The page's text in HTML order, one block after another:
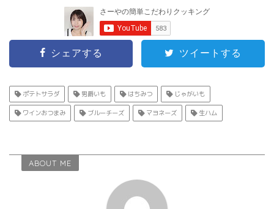
シェアする ツイートする
ポテトサラダ 男爵いも はちみつ じゃがいも
ワインおつまみ ブルーチーズ マヨネーズ 生ハム
ABOUT ME